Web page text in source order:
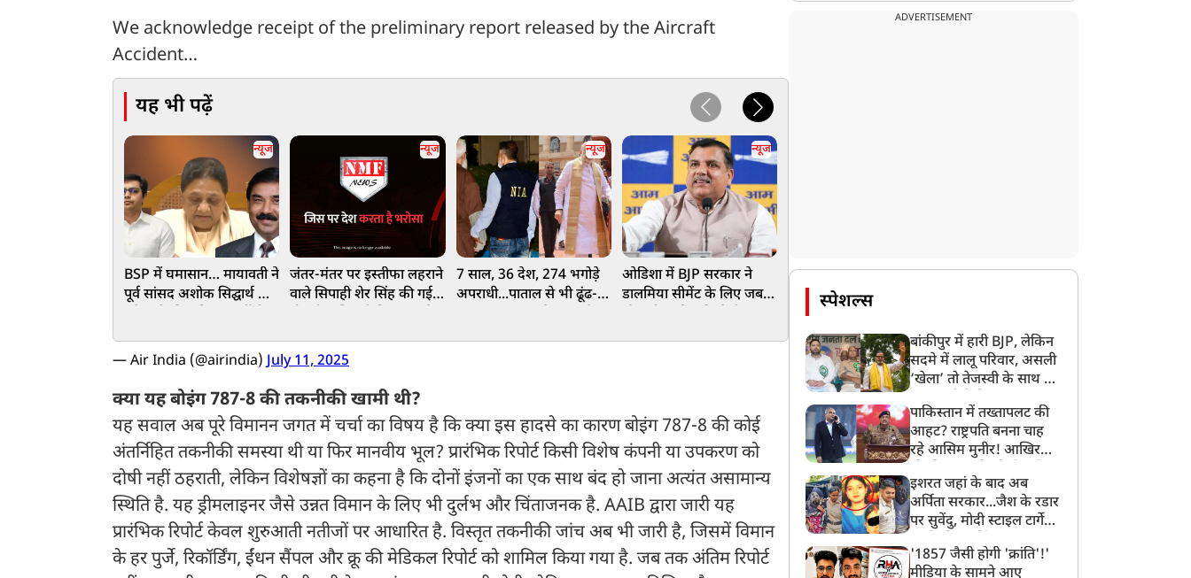
We acknowledge receipt of the preliminary report released by the Aircraft
Accident…
यह भी पढ़ें
न्यूज
BSP में घमासान… मायावती ने
पूर्व सांसद अशोक सिद्घार्थ को
न्यूज
जंतर-मंतर पर इस्तीफा लहराने
वाले सिपाही शेर सिंह की गई
न्यूज
7 साल, 36 देश, 274 भगोड़े
अपराधी...पाताल से भी ढूंढ-
न्यूज
ओडिशा में BJP सरकार ने
डालमिया सीमेंट के लिए जबरन
आर्टिकल 370 हटाए जाने के
सात साल, जम्मू-कश्मीर में
निकली भव्य तिरंगा रैली, PDP
ने किया विरोध, महबूबा मुफ्ती
ने दिया धरना
GEN-Z के समर्थन में RSS
शिकायतें सही
— Air India (@airindia)July 11, 2025
क्या यह बोइंग 787-8 की तकनीकी खामी थी?
यह सवाल अब पूरे विमानन जगत में चर्चा का विषय है कि क्या इस हादसे का कारण बोइंग 787-8 की कोई
अंतर्निहित तकनीकी समस्या थी या फिर मानवीय भूल? प्रारंभिक रिपोर्ट किसी विशेष कंपनी या उपकरण को
दोषी नहीं ठहराती, लेकिन विशेषज्ञों का कहना है कि दोनों इंजनों का एक साथ बंद हो जाना अत्यंत असामान्य
स्थिति है. यह ड्रीमलाइनर जैसे उन्नत विमान के लिए भी दुर्लभ और चिंताजनक है. AAIB द्वारा जारी यह
प्रारंभिक रिपोर्ट केवल शुरुआती नतीजों पर आधारित है. विस्तृत तकनीकी जांच अब भी जारी है, जिसमें विमान
के हर पुर्जे, रिकॉर्डिंग, ईंधन सैंपल और क्रू की मेडिकल रिपोर्ट को शामिल किया गया है. जब तक अंतिम रिपोर्ट
ADVERTISEMENT
स्पेशल्स
बांकीपुर में हारी BJP, लेकिन
सदमे में लालू परिवार, असली
‘खेला’ तो तेजस्वी के साथ हो
पाकिस्तान में तख्तापलट की
आहट? राष्ट्रपति बनना चाह
रहे आसिम मुनीर! आखिर
बनाया मोहरा?
इशरत जहां के बाद अब
अर्पिता सरकार...जैश के रडार
पर सुवेंदु, मोदी स्टाइल टार्गेट
बड़ा एक्शन!
'1857 जैसी होगी 'क्रांति'!'
मीडिया के सामने आए